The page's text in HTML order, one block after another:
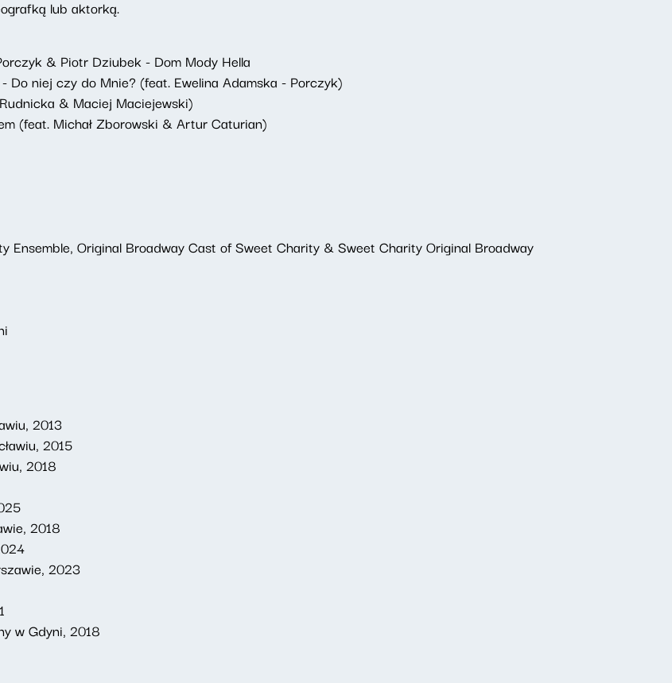
lub aktorką.
& Piotr Dziubek - Dom Mody Hella
niej czy do Mnie? (feat. Ewelina Adamska - Porczyk)
& Maciej Maciejewski)
(feat. Michał Zborowski & Artur Caturian)
Ensemble, Original Broadway Cast of Sweet Charity & Sweet Charity Original Broadway
2013
2015
2018
2018
2023
w Gdyni, 2018